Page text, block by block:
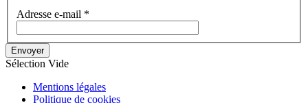
Adresse e-mail *
Envoyer
Sélection Vide
Mentions légales
Politique de cookies